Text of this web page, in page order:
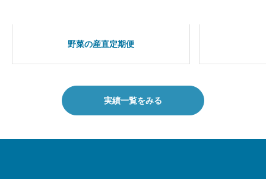
野菜の産直定期便
実績一覧をみる